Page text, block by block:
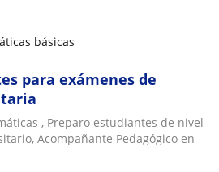
básicas
para exámenes de
, Preparo estudiantes de nivel
Acompañante Pedagógico en